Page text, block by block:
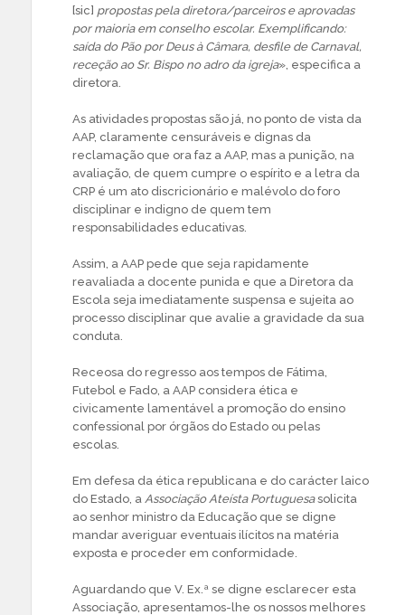
[sic] propostas pela diretora/parceiros e aprovadas
por maioria em conselho escolar. Exemplificando:
saída do Pão por Deus à Câmara, desfile de Carnaval,
receção ao Sr. Bispo no adro da igreja», especifica a
diretora.
As atividades propostas são já, no ponto de vista da
AAP, claramente censuráveis e dignas da
reclamação que ora faz a AAP, mas a punição, na
avaliação, de quem cumpre o espírito e a letra da
CRP é um ato discricionário e malévolo do foro
disciplinar e indigno de quem tem
responsabilidades educativas.
Assim, a AAP pede que seja rapidamente
reavaliada a docente punida e que a Diretora da
Escola seja imediatamente suspensa e sujeita ao
processo disciplinar que avalie a gravidade da sua
conduta.
Receosa do regresso aos tempos de Fátima,
Futebol e Fado, a AAP considera ética e
civicamente lamentável a promoção do ensino
confessional por órgãos do Estado ou pelas
escolas.
Em defesa da ética republicana e do carácter laico
do Estado, a Associação Ateísta Portuguesasolicita
ao senhor ministro da Educação que se digne
mandar averiguar eventuais ilícitos na matéria
exposta e proceder em conformidade.
Aguardando que V. Ex.ª se digne esclarecer esta
Associação, apresentamos-lhe os nossos melhores